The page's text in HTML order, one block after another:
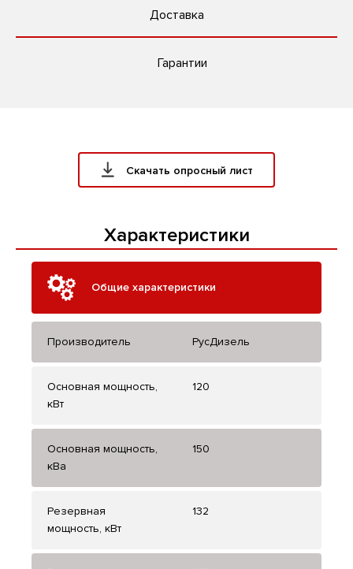
Доставка
Гарантии
Скачать опросный лист
Характеристики
Общие характеристики
Производитель РусДизель
Основная мощность,
кВт
120
Основная мощность,
кВа
150
Резервная
мощность, кВт
132